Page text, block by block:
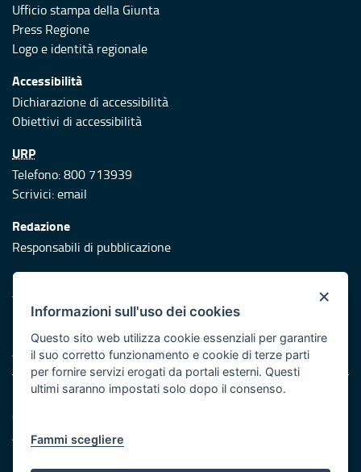
Ufficio stampa della Giunta
Press Regione
Logo e identità regionale
Accessibilità
Dichiarazione di accessibilità
Obiettivi di accessibilità
URP
Telefono: 800 713939
Scrivici:email
Redazione
Responsabili di pubblicazione
Protezione civile
Vai al sito di Protezione Civile Puglia
Iniziativa finanziata con risorse del POR Puglia 2014/2020 -
Asse XI
Note legali
Cookie e privacy
Atti di notifica
×
Informazioni sull'uso dei cookies
Questo sito web utilizza cookie essenziali per garantire
il suo corretto funzionamento e cookie di terze parti
per fornire servizi erogati da portali esterni. Questi
ultimi saranno impostati solo dopo il consenso.
Fammi scegliere